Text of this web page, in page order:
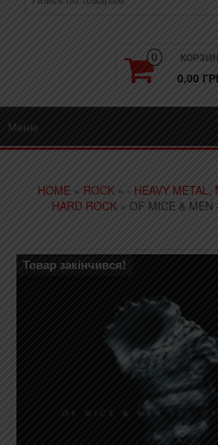
0
0,00
Меню
HOME » ROCK » - HEAVY METAL,
HARD ROCK » OF MICE & MEN
Товар закінчився!